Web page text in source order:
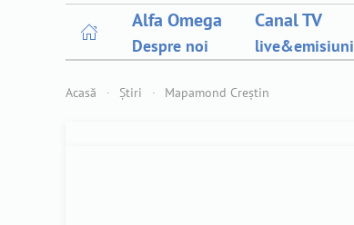
Alfa Omega
Despre noi
Canal TV
live&emisiuni
Acasă Știri Mapamond Creștin